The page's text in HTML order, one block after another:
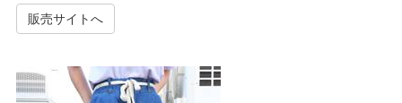
販売サイトへ